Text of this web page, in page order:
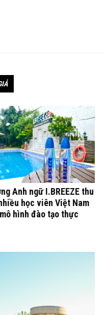
Anh ngữ I.BREEZE thu
học viên Việt Nam
hình đào tạo thực